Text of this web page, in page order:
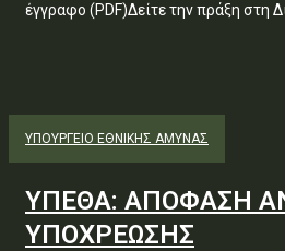
έγγραφο (PDF)Δείτε την πράξη στη
ΥΠΟΥΡΓΕΊΟ ΕΘΝΙΚΉΣ ΆΜΥΝΑΣ
ΥΠΕΘΑ: ΑΠΟΦΑΣΗ
ΥΠΟΧΡΕΩΣΗΣ